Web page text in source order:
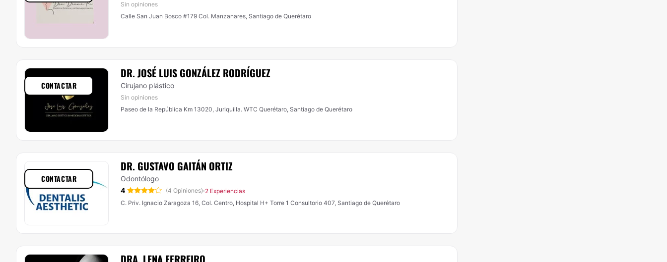
Sin opiniones
Calle San Juan Bosco #179 Col. Manzanares, Santiago de Querétaro
DR. JOSÉ LUIS GONZÁLEZ RODRÍGUEZ
Cirujano plástico
Sin opiniones
Paseo de la República Km 13020, Juriquilla. WTC Querétaro, Santiago de Querétaro
CONTACTAR
DR. GUSTAVO GAITÁN ORTIZ
Odontólogo
4
(4 Opiniones)·2 Experiencias
C. Priv. Ignacio Zaragoza 16, Col. Centro, Hospital H+ Torre 1 Consultorio 407, Santiago de Querétaro
CONTACTAR
DRA. LENA FERREIRO